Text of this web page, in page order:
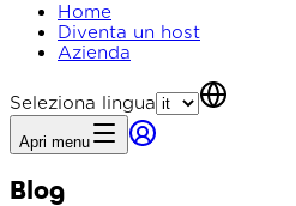
Home
Diventa un host
Azienda
Seleziona lingua
Apri menu
Blog